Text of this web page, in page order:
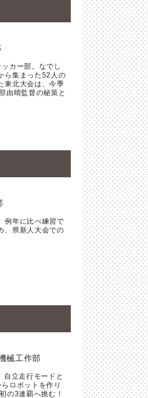
カー部。なでし
ら集まった52人の
東北大会は、今季
由晴監督の秘策と
例年に比べ練習で
、県新人大会での
械工作部
自立走行モードと
ロボットを作り
の3連覇へ挑む！